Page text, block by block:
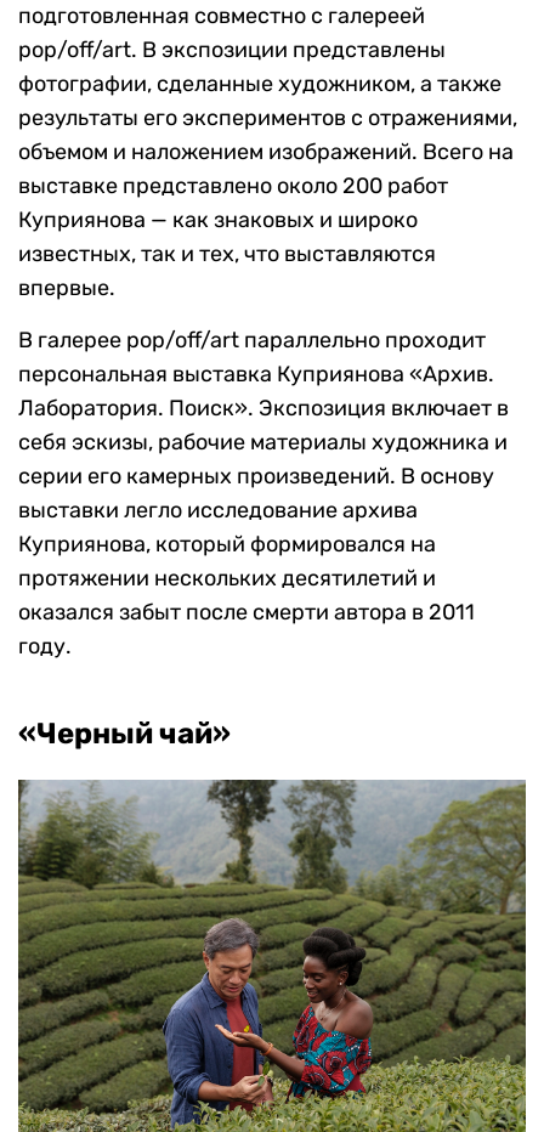
подготовленная совместно с галереей
pop/off/art. В экспозиции представлены
фотографии, сделанные художником, а также
результаты его экспериментов с отражениями,
объемом и наложением изображений. Всего на
выставке представлено около 200 работ
Куприянова — как знаковых и широко
известных, так и тех, что выставляются
впервые.
В галерее pop/off/art параллельно проходит
персональная выставка Куприянова «Архив.
Лаборатория. Поиск». Экспозиция включает в
себя эскизы, рабочие материалы художника и
серии его камерных произведений. В основу
выставки легло исследование архива
Куприянова, который формировался на
протяжении нескольких десятилетий и
оказался забыт после смерти автора в 2011
году.
«Черный чай»